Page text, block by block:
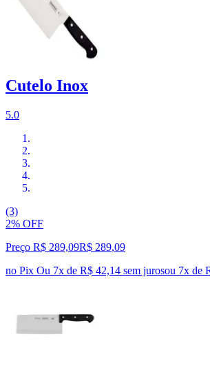
Cutelo Inox
5.0
(3)
2% OFF
Preço R$ 289,09R$ 289,09
no Pix Ou 7x de R$ 42,14 sem jurosou 7x de